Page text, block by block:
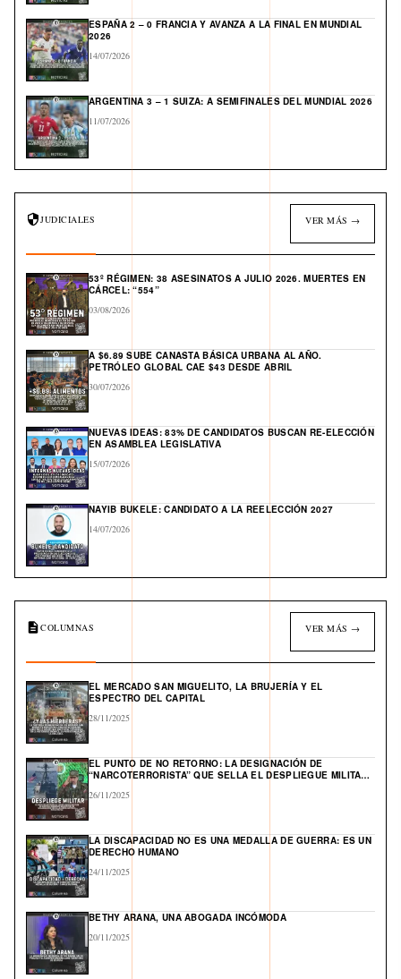
ESPAÑA 2 – 0 FRANCIA Y AVANZA A LA FINAL EN MUNDIAL
2026
14/07/2026
ARGENTINA 3 – 1 SUIZA: A SEMIFINALES DEL MUNDIAL 2026
11/07/2026
JUDICIALES VER MÁS →
53º RÉGIMEN: 38 ASESINATOS A JULIO 2026. MUERTES EN
CÁRCEL: “554”
03/08/2026
A $6.89 SUBE CANASTA BÁSICA URBANA AL AÑO.
PETRÓLEO GLOBAL CAE $43 DESDE ABRIL
30/07/2026
NUEVAS IDEAS: 83% DE CANDIDATOS BUSCAN RE-ELECCIÓN
EN ASAMBLEA LEGISLATIVA
15/07/2026
NAYIB BUKELE: CANDIDATO A LA REELECCIÓN 2027
14/07/2026
COLUMNAS VER MÁS →
EL MERCADO SAN MIGUELITO, LA BRUJERÍA Y EL
ESPECTRO DEL CAPITAL
28/11/2025
EL PUNTO DE NO RETORNO: LA DESIGNACIÓN DE
“NARCOTERRORISTA” QUE SELLA EL DESPLIEGUE MILITAR
26/11/2025
LA DISCAPACIDAD NO ES UNA MEDALLA DE GUERRA: ES UN
DERECHO HUMANO
24/11/2025
BETHY ARANA, UNA ABOGADA INCÓMODA
20/11/2025